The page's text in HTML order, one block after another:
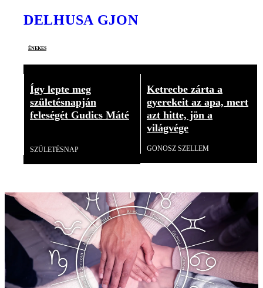
DELHUSA GJON
énekes
Így lepte meg
születésnapján
feleségét Gudics Máté
SZÜLETÉSNAP
Ketrecbe zárta a
gyerekeit az apa, mert
azt hitte, jön a
világvége
GONOSZ SZELLEM